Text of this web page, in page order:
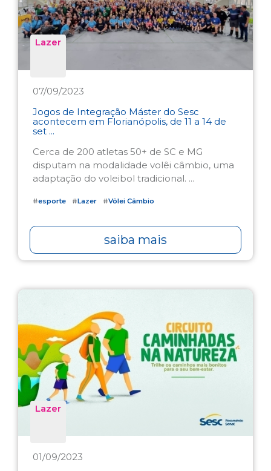
Lazer
07/09/2023
Jogos de Integração Máster do Sesc
acontecem em Florianópolis, de 11 a 14 de
set ...
Cerca de 200 atletas 50+ de SC e MG
disputam na modalidade volêi câmbio, uma
adaptação do voleibol tradicional. ...
#esporte #Lazer #Vôlei Câmbio
saiba mais
Lazer
01/09/2023